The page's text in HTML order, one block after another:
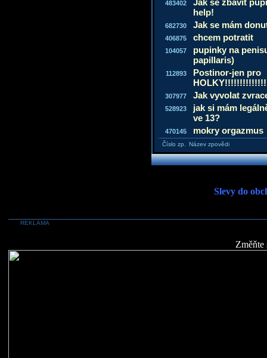
483402
Jak se zbavit
help!
682730 Jak se mám
406875 chcem potratit
104057
pupinky na
papillaris)
112893
Postinor-jen pro
307977 Jak vyvolat
528923
jak si mám
ve 13?
470145 mokry orgazmus
Číslo zp. Název zpovědi
Slevy do
REKLAMA
Změňte